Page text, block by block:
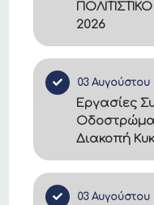
2026
03 Αυγούστου
Εργασίες
Διακοπή
03 Αυγούστου